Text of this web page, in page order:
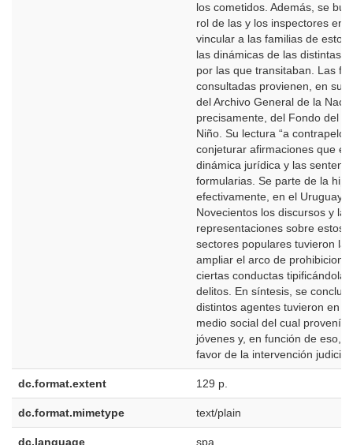
los cometidos. Además, se
rol de las y los inspectores en
vincular a las familias de estos
las dinámicas de las distintas
por las que transitaban. Las
consultadas provienen, en su
del Archivo General de la
precisamente, del Fondo del
Niño. Su lectura “a
conjeturar afirmaciones que
dinámica jurídica y las
formularias. Se parte de la
efectivamente, en el Uruguay
Novecientos los discursos y las
representaciones sobre estos
sectores populares tuvieron la
ampliar el arco de
ciertas conductas
delitos. En síntesis, se
distintos agentes tuvieron en
medio social del cual
jóvenes y, en función de eso,
favor de la intervención judicial.
dc.format.extent 129 p.
dc.format.mimetype text/plain
dc.language spa